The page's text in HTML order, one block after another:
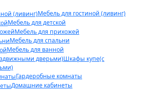
Мебель для гостиной (ливинг)
Мебель для детской
Мебель для прихожей
Мебель для спальни
Мебель для ванной
Шкафы купе(с
Гардеробные комнаты
Домашние кабинеты